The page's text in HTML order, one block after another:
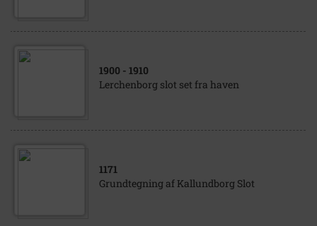
1900 - 1910
Lerchenborg slot set fra haven
1171
Grundtegning af Kallundborg Slot